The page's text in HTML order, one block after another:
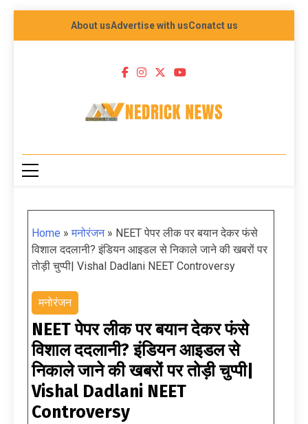
About usAdvertise with usConatct us
NEDRICK NEWS
Home »मनोरंजन» NEET पेपर लीक पर बयान देकर फंसे
विशाल ददलानी? इंडियन आइडल से निकाले जाने की खबरों पर
तोड़ी चुप्पी| Vishal Dadlani NEET Controversy
मनोरंजन
NEET पेपर लीक पर बयान देकर फंसे
विशाल ददलानी? इंडियन आइडल से
निकाले जाने की खबरों पर तोड़ी चुप्पी|
Vishal Dadlani NEET
Controversy